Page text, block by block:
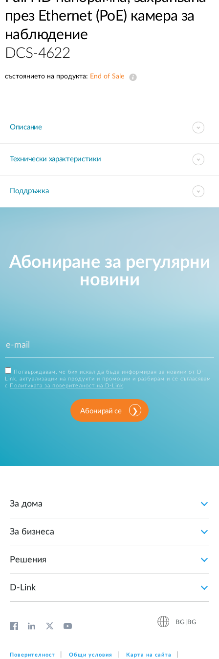
през Ethernet (PoE) камера за
наблюдение
DCS-4622
състоянието на продукта: End of Sale
Описание
Технически характеристики
Поддръжка
Абониране за регулярни
новини
Потвърждавам, че бих искал да бъда информиран за новини от D-
Link, актуализации на продукти и промоции и разбирам и се съгласявам
с
Политиката за поверителност на D-Link
Абонирай се
За дома
За бизнеса
Решения
D‑Link
BG|BG
Поверителност Общи условия Карта на сайта